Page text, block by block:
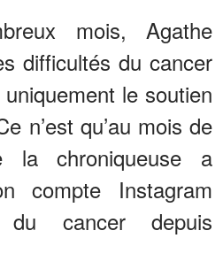
mois, Agathe
difficultés du cancer
le soutien
n’est qu’au mois de
la chroniqueuse a
compte Instagram
du cancer depuis